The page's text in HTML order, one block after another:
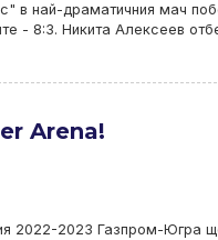
в най-драматичния мач
- 8:3. Никита Алексеев
Arena!
2022-2023 Газпром-Югра